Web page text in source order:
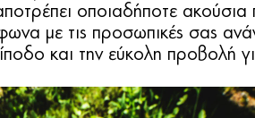
οποιαδήποτε
με τις προσωπικές σας
και την εύκολη προβολή